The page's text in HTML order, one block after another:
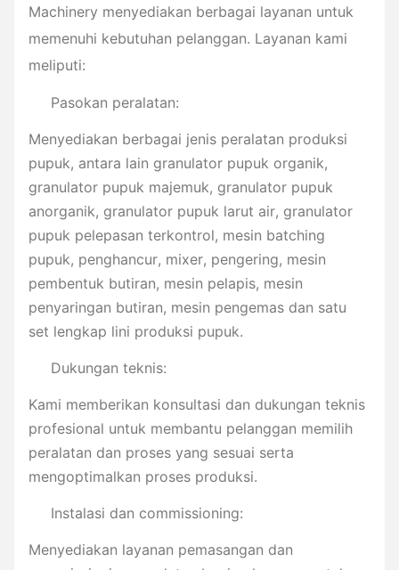
Machinery menyediakan berbagai layanan untuk
memenuhi kebutuhan pelanggan. Layanan kami
meliputi:
Pasokan peralatan:
Menyediakan berbagai jenis peralatan produksi
pupuk, antara lain granulator pupuk organik,
granulator pupuk majemuk, granulator pupuk
anorganik, granulator pupuk larut air, granulator
pupuk pelepasan terkontrol, mesin batching
pupuk, penghancur, mixer, pengering, mesin
pembentuk butiran, mesin pelapis, mesin
penyaringan butiran, mesin pengemas dan satu
set lengkap lini produksi pupuk.
Dukungan teknis:
Kami memberikan konsultasi dan dukungan teknis
profesional untuk membantu pelanggan memilih
peralatan dan proses yang sesuai serta
mengoptimalkan proses produksi.
Instalasi dan commissioning:
Menyediakan layanan pemasangan dan